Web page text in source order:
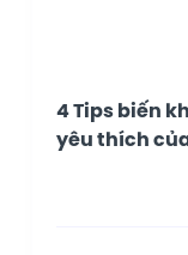
4 Tips biến
yêu thích